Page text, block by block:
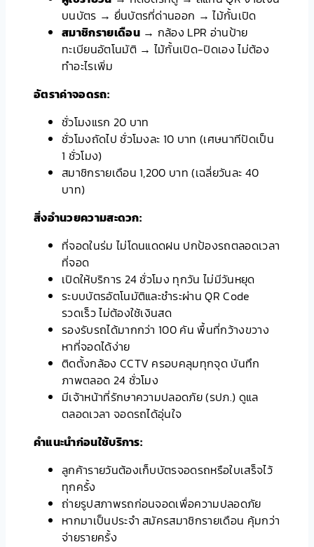
บนบัตร → ยื่นบัตรที่ด่านออก → ไม้กั้นเปิด
สมาชิกรายเดือน→ กล้อง LPR อ่านป้าย
ทะเบียนอัตโนมัติ → ไม้กั้นเปิด-ปิดเอง ไม่ต้อง
ทำอะไรเพิ่ม
อัตราค่าจอดรถ:
ชั่วโมงแรก 20 บาท
ชั่วโมงถัดไป ชั่วโมงละ 10 บาท (เศษนาทีปัดเป็น
1 ชั่วโมง)
สมาชิกรายเดือน 1,200 บาท (เฉลี่ยวันละ 40
บาท)
สิ่งอำนวยความสะดวก:
ที่จอดในร่ม ไม่โดนแดดฝน ปกป้องรถตลอดเวลา
ที่จอด
เปิดให้บริการ 24 ชั่วโมง ทุกวัน ไม่มีวันหยุด
ระบบบัตรอัตโนมัติและชำระผ่าน QR Code
รวดเร็ว ไม่ต้องใช้เงินสด
รองรับรถได้มากกว่า 100 คัน พื้นที่กว้างขวาง
หาที่จอดได้ง่าย
ติดตั้งกล้อง CCTV ครอบคลุมทุกจุด บันทึก
ภาพตลอด 24 ชั่วโมง
มีเจ้าหน้าที่รักษาความปลอดภัย (รปภ.) ดูแล
ตลอดเวลา จอดรถได้อุ่นใจ
คำแนะนำก่อนใช้บริการ:
ลูกค้ารายวันต้องเก็บบัตรจอดรถหรือใบเสร็จไว้
ทุกครั้ง
ถ่ายรูปสภาพรถก่อนจอดเพื่อความปลอดภัย
หากมาเป็นประจำ สมัครสมาชิกรายเดือน คุ้มกว่า
จ่ายรายครั้ง